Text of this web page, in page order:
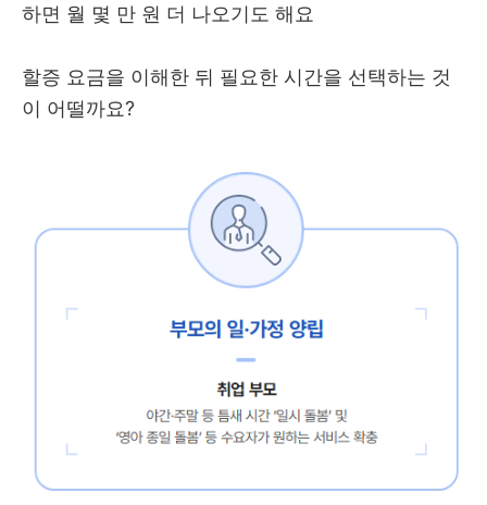
하면 월 몇 만 원 더 나오기도 해요
할증 요금을 이해한 뒤 필요한 시간을 선택하는 것
이 어떨까요?